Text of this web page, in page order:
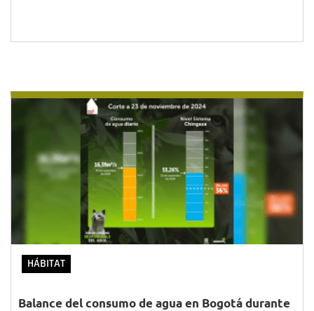
HÁBITAT
Balance del consumo de agua en Bogotá durante